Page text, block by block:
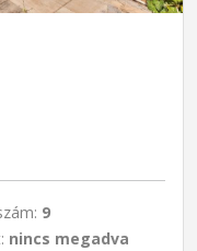
9
nincs megadva